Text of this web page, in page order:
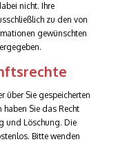
nicht. Ihre
zu den von
gewünschten
über Sie gespeicherten
Sie das Recht
und Löschung. Die
Bitte wenden